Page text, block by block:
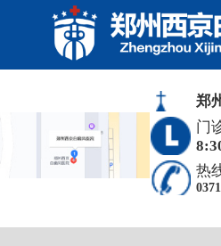
郑
门
热